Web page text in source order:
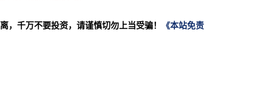
千万不要投资，请谨慎切勿上当受骗！ 《本站免责